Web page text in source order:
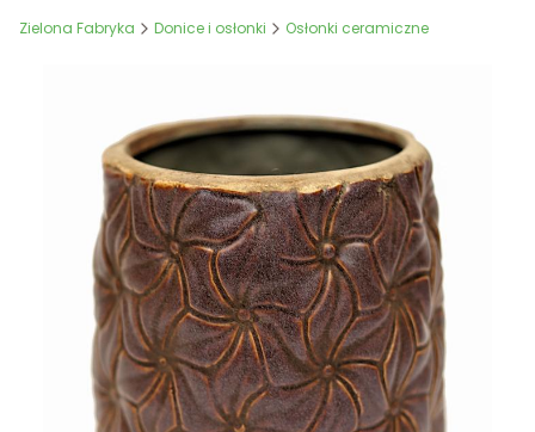
Zielona Fabryka Donice i osłonki Osłonki ceramiczne